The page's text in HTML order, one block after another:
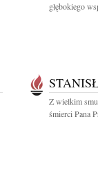
głębokiego
Z wielkim
śmierci Pana